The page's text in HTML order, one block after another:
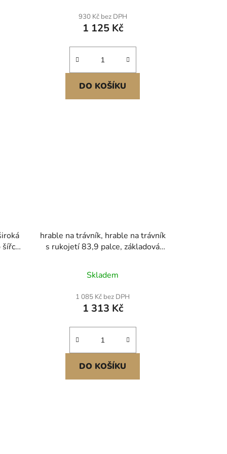
vyrovnávání trávníku, úspora
práce, pro golfové hřiště
930 Kč bez DPH
1 125 Kč
DO KOŠÍKU
šířce
hrable na trávník, hrable na trávník
s rukojetí 83,9 palce, základová
uhlíkové oceli odolné proti korozi,
2 nastavitelné výšky, nástroj pro
vyrovnávání trávníku, úspora
práce, pro golfové hřiště
Skladem
1 085 Kč bez DPH
1 313 Kč
DO KOŠÍKU